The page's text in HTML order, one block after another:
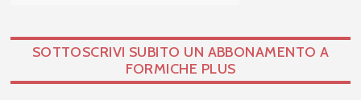
SOTTOSCRIVI SUBITO UN ABBONAMENTO A
FORMICHE PLUS